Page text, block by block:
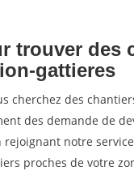
trouver des
gattieres
cherchez des
des demande de
notre
proches de votre